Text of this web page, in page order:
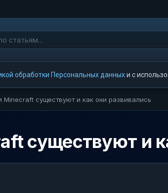
обработки Персональных данныхи с
Minecraft существуют и как они развивались
существуют и